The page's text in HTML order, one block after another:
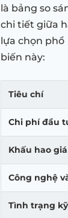
là bảng so
chi tiết giữa
lựa chọn phổ
biến này:
Tiêu chí
Chi phí đầu
Khấu hao giá
Công nghệ
Tình trạng kỹ